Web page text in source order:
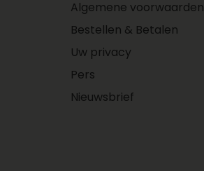
Algemene voorwaarden
Bestellen & Betalen
Uw privacy
Pers
Nieuwsbrief